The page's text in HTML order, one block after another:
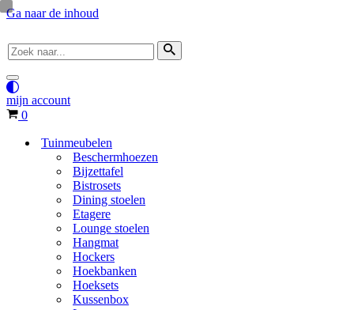
Ga naar de inhoud
Zoek
naar...
Navigatie
Menu
mijn account
Winkelwagen
0
Tuinmeubelen
Beschermhoezen
Bijzettafel
Bistrosets
Dining stoelen
Etagere
Lounge stoelen
Hangmat
Hockers
Hoekbanken
Hoeksets
Kussenbox